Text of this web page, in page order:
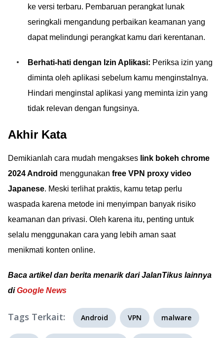
ke versi terbaru. Pembaruan perangkat lunak
seringkali mengandung perbaikan keamanan yang
dapat melindungi perangkat kamu dari kerentanan.
Berhati-hati dengan Izin Aplikasi: Periksa izin yang
diminta oleh aplikasi sebelum kamu menginstalnya.
Hindari menginstal aplikasi yang meminta izin yang
tidak relevan dengan fungsinya.
Akhir Kata
Demikianlah cara mudah mengakses link bokeh chrome
2024 Android menggunakan free VPN proxy video
Japanese. Meski terlihat praktis, kamu tetap perlu
waspada karena metode ini menyimpan banyak risiko
keamanan dan privasi. Oleh karena itu, penting untuk
selalu menggunakan cara yang lebih aman saat
menikmati konten online.
Baca artikel dan berita menarik dari JalanTikus lainnya
diGoogle News
Tags Terkait: Android VPN malware